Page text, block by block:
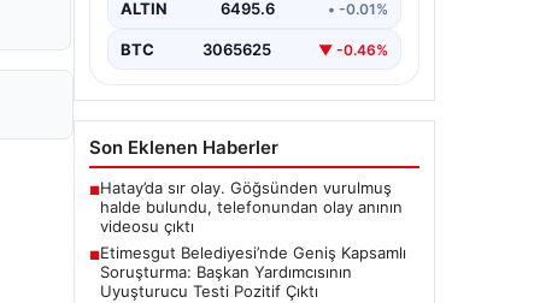
alan belediyeye yönelik yürütülen
aşamasında önemli…
ALTIN 6495.6 • -0.01%
BTC 3065625 ▼ -0.46%
Son Eklenen Haberler
■Hatay’da sır olay. Göğsünden vurulmuş
halde bulundu, telefonundan olay anının
videosu çıktı
■Etimesgut Belediyesi’nde Geniş Kapsamlı
Soruşturma: Başkan Yardımcısının
Uyuşturucu Testi Pozitif Çıktı